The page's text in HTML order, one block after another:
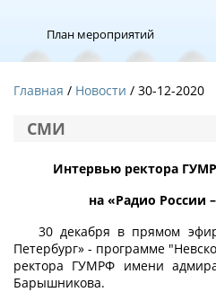
План мероприятий
Главная Новости / 30-12-2020
СМИ
Интервью ректора
на «Радио России
30 декабря в прямом
Петербург» - программе
ректора ГУМРФ имени
Барышникова.